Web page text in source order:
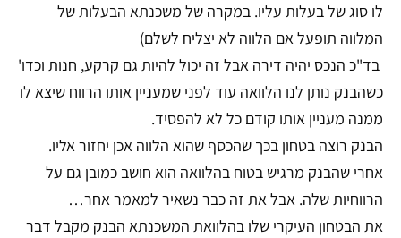
לו סוג של בעלות עליו. במקרה של משכנתא הבעלות של
המלווה תופעל אם הלווה לא יצליח לשלם)
בד"כ הנכס יהיה דירה אבל זה יכול להיות גם קרקע, חנות וכדו'
כשהבנק נותן לנו הלוואה עוד לפני שמעניין אותו הרווח שיצא לו
ממנה מעניין אותו קודם כל לא להפסיד.
הבנק רוצה בטחון בכך שהכסף שהוא הלווה אכן יחזור אליו.
אחרי שהבנק מרגיש בטוח בהלוואה הוא חושב כמובן גם על
הרווחיות שלה. אבל את זה כבר נשאיר למאמר אחר…
את הבטחון העיקרי שלו בהלוואת המשכנתא הבנק מקבל דבר